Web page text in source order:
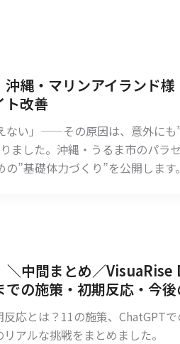
沖縄・マリンアイランド
ト改善
ない」——その原因は、意外にも
ました。沖縄・うるま市のパラ
”基礎体力づくり”を公開します。
＼中間まとめ／
の施策・初期反応・今
応とは？11の施策、ChatGPT
アルな挑戦をまとめました。